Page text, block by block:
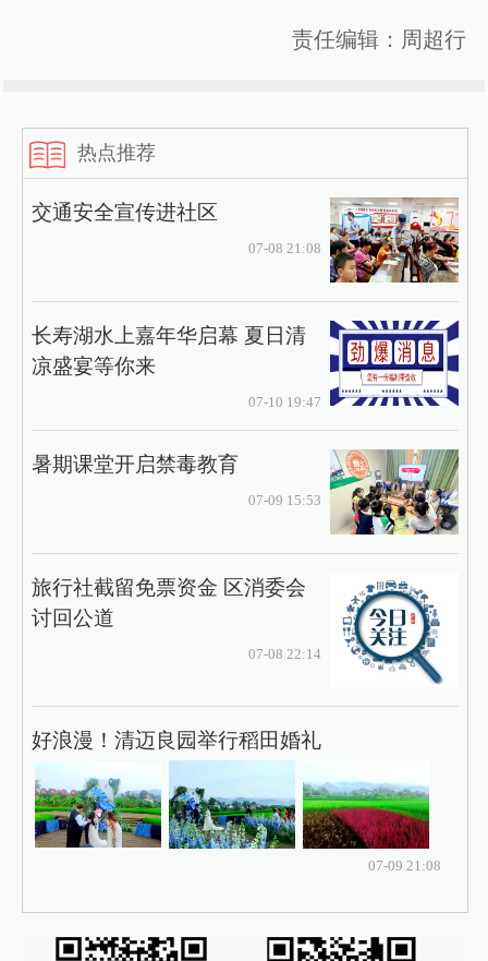
责任编辑：周超行
热点推荐
交通安全宣传进社区
07-08 21:08
长寿湖水上嘉年华启幕 夏日清
凉盛宴等你来
07-10 19:47
暑期课堂开启禁毒教育
07-09 15:53
旅行社截留免票资金 区消委会
讨回公道
07-08 22:14
好浪漫！清迈良园举行稻田婚礼
07-09 21:08